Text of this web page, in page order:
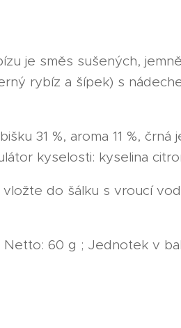
je směs sušených,
rybíz a šípek) s
31 %, aroma 11 %,
kyselosti: kyselina
do šálku s vroucí
60 g ; Jednotek v